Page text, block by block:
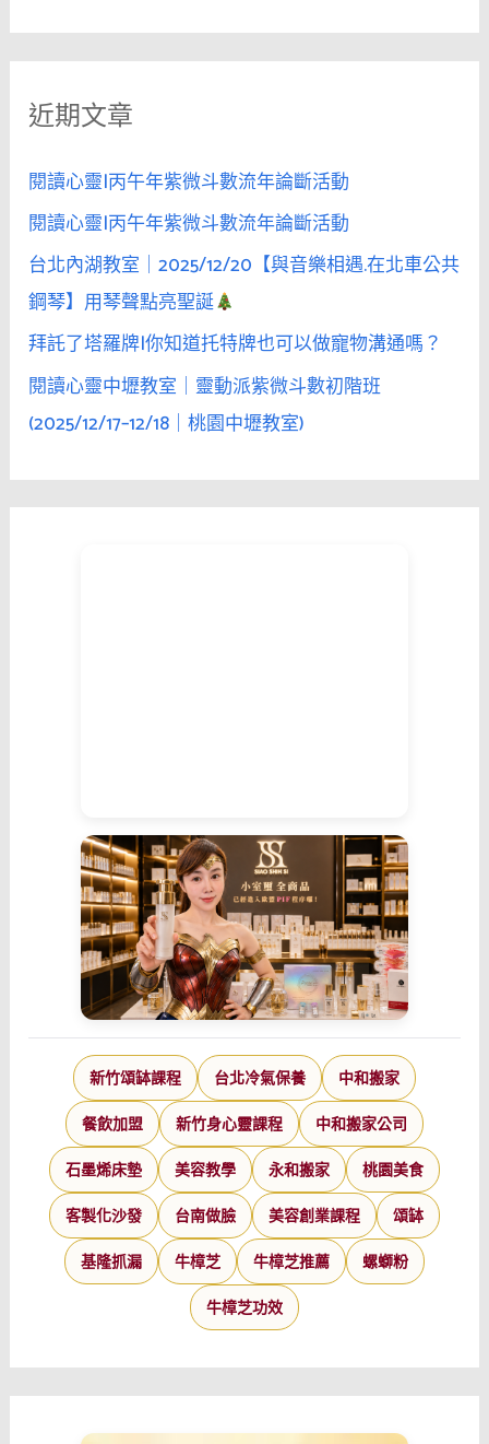
會
中
視
女
的
存
在，
這
是
「欲
擒
故
的
高
關
字
近期文章
閱讀心靈|丙午年紫微斗數流年論斷活動
閱讀心靈|丙午年紫微斗數流年論斷活動
台北內湖教室｜2025/12/20【與音樂相遇.在北車公共
鋼琴】用琴聲點亮聖誕
拜託了塔羅牌|你知道托特牌也可以做寵物溝通嗎？
閱讀心靈中壢教室｜靈動派紫微斗數初階班
(2025/12/17–12/18｜桃園中壢教室)
新竹頌缽課程 台北冷氣保養 中和搬家
餐飲加盟 新竹身心靈課程 中和搬家公司
石墨烯床墊 美容教學 永和搬家 桃園美食
客製化沙發 台南做臉 美容創業課程 頌缽
基隆抓漏 牛樟芝 牛樟芝推薦 螺螄粉
牛樟芝功效